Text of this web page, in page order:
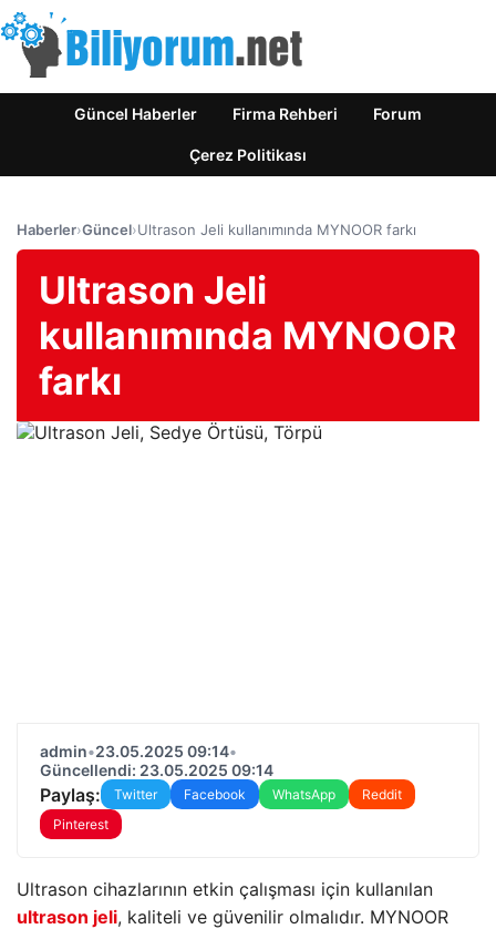
Güncel Haberler Firma Rehberi Forum
Çerez Politikası
Haberler›Güncel›Ultrason Jeli kullanımında MYNOOR farkı
Ultrason Jeli
kullanımında MYNOOR
farkı
admin•23.05.2025 09:14•
Güncellendi: 23.05.2025 09:14
Paylaş: Twitter Facebook WhatsApp
Reddit
Pinterest
Ultrason cihazlarının etkin çalışması için kullanılan
ultrason jeli, kaliteli ve güvenilir olmalıdır. MYNOOR